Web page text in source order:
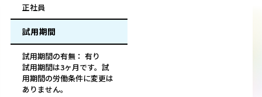
正社員
試用期間
試用期間の有無： 有り
試用期間は3ヶ月です。試
用期間の労働条件に変更は
ありません。